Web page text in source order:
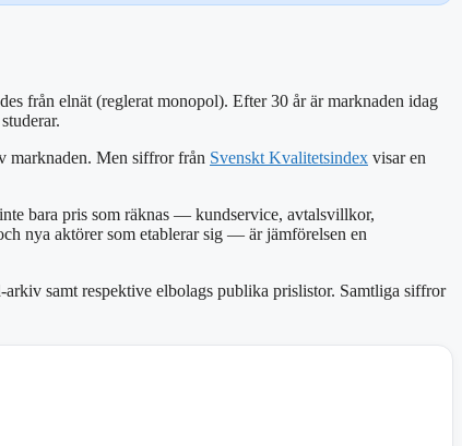
från elnät (reglerat monopol). Efter 30 år är marknaden idag
marknaden. Men siffror från Svenskt Kvalitetsindex visar en
bara pris som räknas — kundservice, avtalsvillkor,
nya aktörer som etablerar sig — är jämförelsen en
samt respektive elbolags publika prislistor. Samtliga siffror